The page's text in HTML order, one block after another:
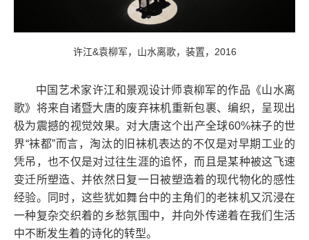
许江&袁柳军，山水离歌，装置， 2016
中国艺术家许江和景观设计师袁柳军的作品《山水离
歌》将来自诸暨大唐的废弃袜机重新包裹、编织，呈现出
极为震撼的视觉效果。对大唐这个出产全球60%袜子的世
界“袜都”而言，淘汰的旧袜机表达的不仅是对早期工业的
凭吊，也不仅是对过往生涯的追怀，而且是某种被这飞速
变迁所塑造、并依然日复一日被塑造着的现代物化的感性
经验。同时，这些犹如舞台中的主角们的老袜机又沉浸在
一种复杂交织着的乡愁氛围中，并向外传递着在我们生活
中不断发生着的诗化的转型。